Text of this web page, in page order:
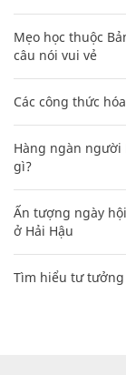
Mẹo học thuộc
câu nói vui vẻ
Các công thức
Hàng ngàn người
gì?
Ấn tượng ngày
ở Hải Hậu
Tìm hiểu tư tưởng